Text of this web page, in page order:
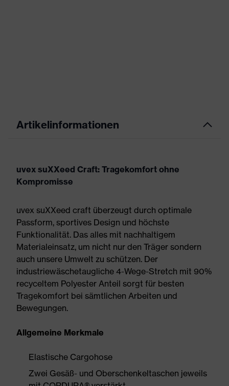
Artikelinformationen
uvex suXXeed Craft: Tragekomfort ohne
Kompromisse
uvex suXXeed craft überzeugt durch optimale
Passform, sportives Design und höchste
Funktionalität. Das alles mit nachhaltigem
Materialeinsatz, um nicht nur den Träger sondern
auch unsere Umwelt zu schützen. Der
industriewäschetaugliche 4-Wege-Stretch mit 90%
recyceltem Polyester Anteil sorgt für besten
Tragekomfort bei sämtlichen Arbeiten und
Bewegungen.
Allgemeine Merkmale
Elastische Cargohose
Zwei Gesäß- und Oberschenkeltaschen jeweils